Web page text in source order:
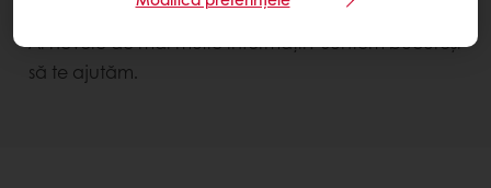
Ai nevoie de mai multe informații? Suntem bucuroși
să te ajutăm.